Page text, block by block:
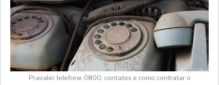
Pravaler telefone 0800: contatos e como contratar o